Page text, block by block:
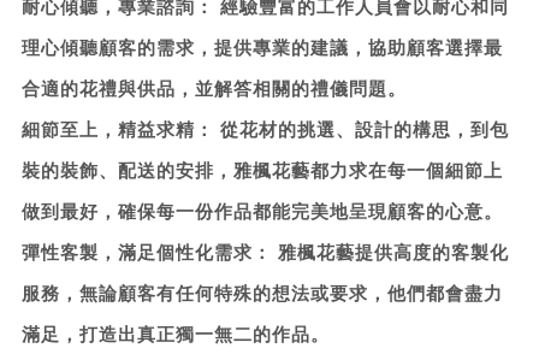
耐心傾聽，專業諮詢：
經驗豐富的工作人員會以耐心和同
理心傾聽顧客的需求，提供專業的建議，協助顧客選擇最
合適的花禮與供品，並解答相關的禮儀問題。
細節至上，精益求精： 從花材的挑選、設計的構思，到包
裝的裝飾、配送的安排，雅楓花藝都力求在每一個細節上
做到最好，確保每一份作品都能完美地呈現顧客的心意。
彈性客製，滿足個性化需求： 雅楓花藝提供高度的客製化
服務，無論顧客有任何特殊的想法或要求，他們都會盡力
滿足，打造出真正獨一無二的作品。